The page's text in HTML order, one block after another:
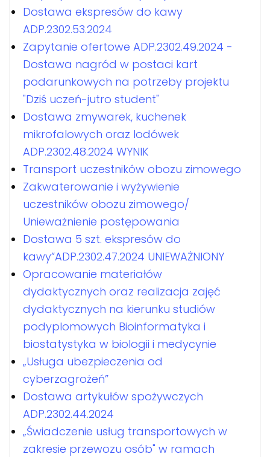
Dostawa ekspresów do kawy
ADP.2302.53.2024
Zapytanie ofertowe ADP.2302.49.2024 -
Dostawa nagród w postaci kart
podarunkowych na potrzeby projektu
"Dziś uczeń-jutro student"
Dostawa zmywarek, kuchenek
mikrofalowych oraz lodówek
ADP.2302.48.2024 WYNIK
Transport uczestników obozu zimowego
Zakwaterowanie i wyżywienie
uczestników obozu zimowego/
Unieważnienie postępowania
Dostawa 5 szt. ekspresów do
kawy”ADP.2302.47.2024 UNIEWAŻNIONY
Opracowanie materiałów
dydaktycznych oraz realizacja zajęć
dydaktycznych na kierunku studiów
podyplomowych Bioinformatyka i
biostatystyka w biologii i medycynie
„Usługa ubezpieczenia od
cyberzagrożeń”
Dostawa artykułów spożywczych
ADP.2302.44.2024
„Świadczenie usług transportowych w
zakresie przewozu osób" w ramach